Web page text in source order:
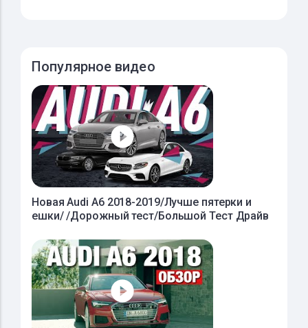
Популярное видео
Новая Audi A6 2018-2019/Лучше пятерки и
ешки/ /Дорожный тест/Большой Тест Драйв